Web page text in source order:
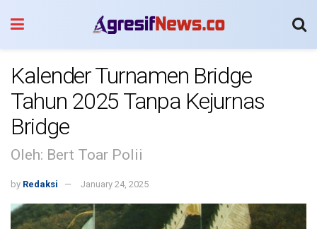
Kalender Turnamen Bridge
Tahun 2025 Tanpa Kejurnas
Bridge
Oleh: Bert Toar Polii
by Redaksi January 24, 2025